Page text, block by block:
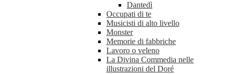
Dantedì
Occupati di te
Musicisti di alto livello
Monster
Memorie di fabbriche
Lavoro o veleno
La Divina Commedia nelle
illustrazioni del Doré